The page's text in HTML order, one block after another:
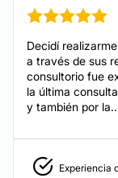
Decidí
a través de sus
consultorio fue
la última
y también por
Experiencia